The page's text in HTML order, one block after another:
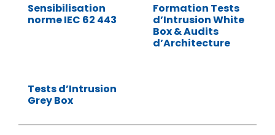
Sensibilisation
norme IEC 62 443
Formation Tests
d’Intrusion White
Box & Audits
d’Architecture
Tests d’Intrusion
Grey Box